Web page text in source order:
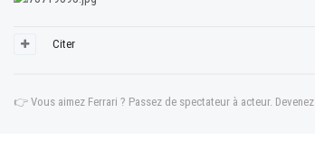
Citer
👉 Vous aimez Ferrari ? Passez de spectateur à acteur. Devenez